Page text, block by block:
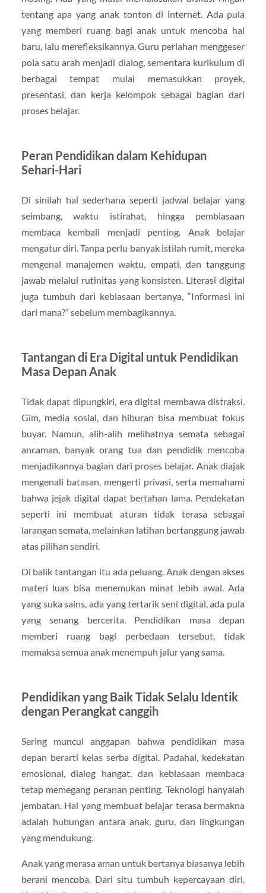
tentang apa yang anak tonton di internet. Ada pula
yang memberi ruang bagi anak untuk mencoba hal
baru, lalu merefleksikannya. Guru perlahan menggeser
pola satu arah menjadi dialog, sementara kurikulum di
berbagai tempat mulai memasukkan proyek,
presentasi, dan kerja kelompok sebagai bagian dari
proses belajar.
Peran Pendidikan dalam Kehidupan
Sehari-Hari
Di sinilah hal sederhana seperti jadwal belajar yang
seimbang, waktu istirahat, hingga pembiasaan
membaca kembali menjadi penting. Anak belajar
mengatur diri. Tanpa perlu banyak istilah rumit, mereka
mengenal manajemen waktu, empati, dan tanggung
jawab melalui rutinitas yang konsisten. Literasi digital
juga tumbuh dari kebiasaan bertanya, “Informasi ini
dari mana?” sebelum membagikannya.
Tantangan di Era Digital untuk Pendidikan
Masa Depan Anak
Tidak dapat dipungkiri, era digital membawa distraksi.
Gim, media sosial, dan hiburan bisa membuat fokus
buyar. Namun, alih-alih melihatnya semata sebagai
ancaman, banyak orang tua dan pendidik mencoba
menjadikannya bagian dari proses belajar. Anak diajak
mengenali batasan, mengerti privasi, serta memahami
bahwa jejak digital dapat bertahan lama. Pendekatan
seperti ini membuat aturan tidak terasa sebagai
larangan semata, melainkan latihan bertanggung jawab
atas pilihan sendiri.
Di balik tantangan itu ada peluang. Anak dengan akses
materi luas bisa menemukan minat lebih awal. Ada
yang suka sains, ada yang tertarik seni digital, ada pula
yang senang bercerita. Pendidikan masa depan
memberi ruang bagi perbedaan tersebut, tidak
memaksa semua anak menempuh jalur yang sama.
Pendidikan yang Baik Tidak Selalu Identik
dengan Perangkat canggih
Sering muncul anggapan bahwa pendidikan masa
depan berarti kelas serba digital. Padahal, kedekatan
emosional, dialog hangat, dan kebiasaan membaca
tetap memegang peranan penting. Teknologi hanyalah
jembatan. Hal yang membuat belajar terasa bermakna
adalah hubungan antara anak, guru, dan lingkungan
yang mendukung.
Anak yang merasa aman untuk bertanya biasanya lebih
berani mencoba. Dari situ tumbuh kepercayaan diri.